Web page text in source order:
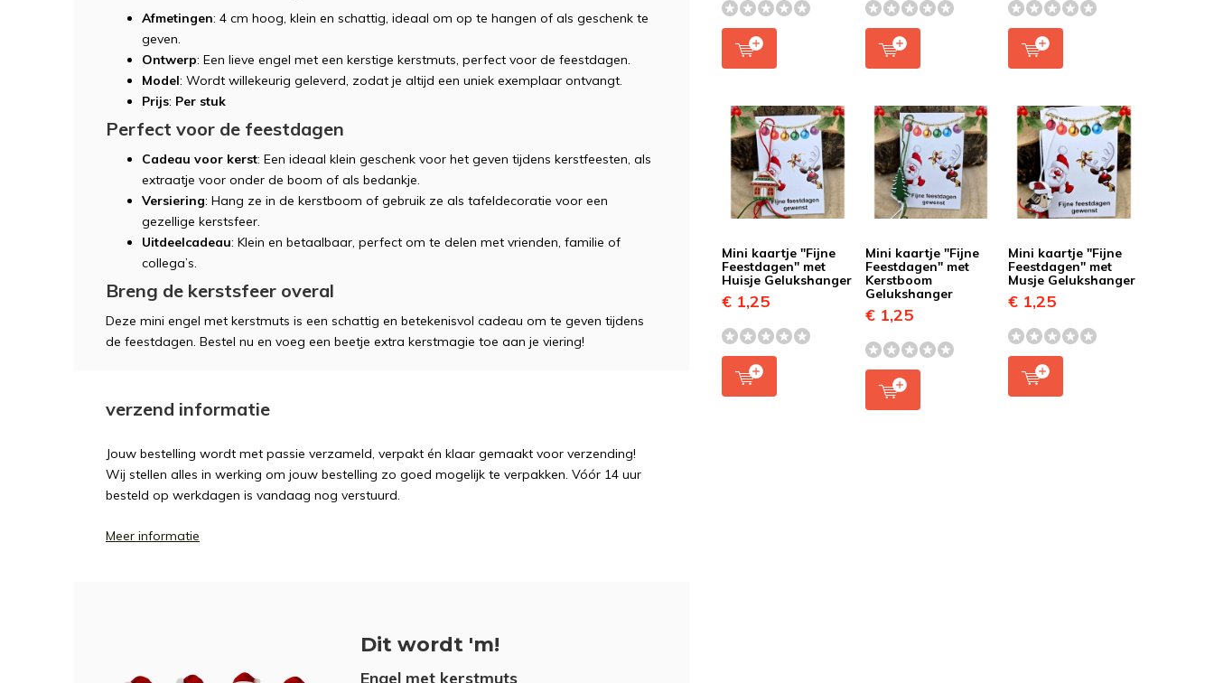
Afmetingen: 4 cm hoog, klein en schattig, ideaal om op te hangen of als geschenk te
geven.
Ontwerp: Een lieve engel met een kerstige kerstmuts, perfect voor de feestdagen.
Model: Wordt willekeurig geleverd, zodat je altijd een uniek exemplaar ontvangt.
Prijs: Per stuk
Perfect voor de feestdagen
Cadeau voor kerst: Een ideaal klein geschenk voor het geven tijdens kerstfeesten, als
extraatje voor onder de boom of als bedankje.
Versiering: Hang ze in de kerstboom of gebruik ze als tafeldecoratie voor een
gezellige kerstsfeer.
Uitdeelcadeau: Klein en betaalbaar, perfect om te delen met vrienden, familie of
collega’s.
Breng de kerstsfeer overal
Deze mini engel met kerstmuts is een schattig en betekenisvol cadeau om te geven tijdens
de feestdagen. Bestel nu en voeg een beetje extra kerstmagie toe aan je viering!
verzend informatie
Jouw bestelling wordt met passie verzameld, verpakt én klaar gemaakt voor verzending!
Wij stellen alles in werking om jouw bestelling zo goed mogelijk te verpakken. Vóór 14 uur
besteld op werkdagen is vandaag nog verstuurd.
Meer informatie
Dit wordt 'm!
Engel met kerstmuts
Mini kaartje "Fijne
Feestdagen" met
Huisje Gelukshanger
€ 1,25
Mini kaartje "Fijne
Feestdagen" met
Kerstboom
Gelukshanger
€ 1,25
Mini kaartje "Fijne
Feestdagen" met
Musje Gelukshanger
€ 1,25